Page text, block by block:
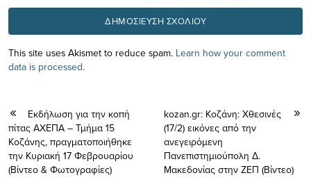
This site uses Akismet to reduce spam. Learn how your comment
data is processed.
Εκδήλωση για την κοπή
πίτας ΑΧΕΠΑ – Τμήμα 15
Κοζάνης, πραγματοποιήθηκε
την Κυριακή 17 Φεβρουαρίου
(Βίντεο & Φωτογραφίες)
kozan.gr: Κοζάνη: Xθεσινές
(17/2) εικόνες από την
ανεγειρόμενη
Πανεπιστημιούπολη Δ.
Μακεδονίας στην ΖΕΠ (Bίντεο)